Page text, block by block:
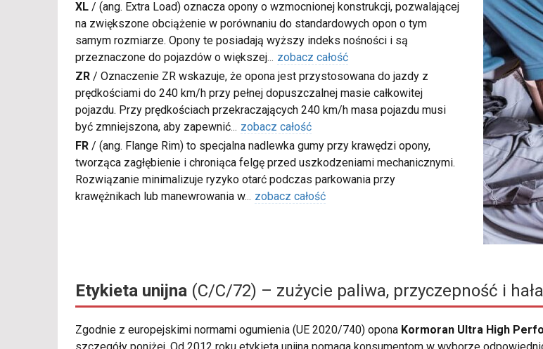
XL / (ang. Extra Load) oznacza opony o wzmocnionej konstrukcji, pozwalającej
na zwiększone obciążenie w porównaniu do standardowych opon o tym
samym rozmiarze. Opony te posiadają wyższy indeks nośności i są
przeznaczone do pojazdów o większej... zobacz całość
ZR / Oznaczenie ZR wskazuje, że opona jest przystosowana do jazdy z
prędkościami do 240 km/h przy pełnej dopuszczalnej masie całkowitej
pojazdu. Przy prędkościach przekraczających 240 km/h masa pojazdu musi
być zmniejszona, aby zapewnić... zobacz całość
FR / (ang. Flange Rim) to specjalna nadlewka gumy przy krawędzi opony,
tworząca zagłębienie i chroniąca felgę przed uszkodzeniami mechanicznymi.
Rozwiązanie minimalizuje ryzyko otarć podczas parkowania przy
krawężnikach lub manewrowania w... zobacz całość
Etykieta unijna (C/C/72) – zużycie paliwa, przyczepność i
Zgodnie z europejskimi normami ogumienia (UE 2020/740) opona Kormoran Ultra High